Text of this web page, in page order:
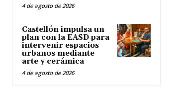
4 de agosto de 2026
Castellón impulsa un
plan con la EASD para
intervenir espacios
urbanos mediante
arte y cerámica
4 de agosto de 2026